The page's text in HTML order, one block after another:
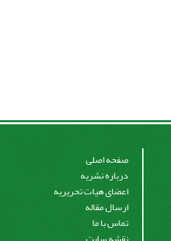
صفحه اصلی
درباره نشریه
اعضای هیات تحریریه
ارسال مقاله
تماس با ما